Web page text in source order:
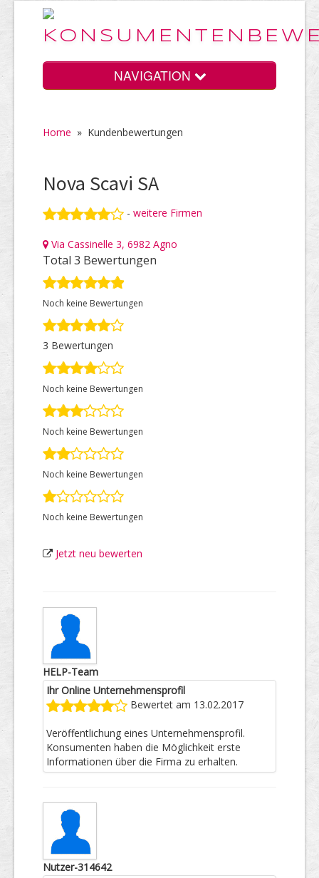
NAVIGATION
Home
Vorteile
Preise
HELP Awards
Top Firmen
Über uns
Home » Kundenbewertungen
Nova Scavi SA
- weitere Firmen
Via Cassinelle 3, 6982 Agno
Total 3 Bewertungen
Noch keine Bewertungen
3 Bewertungen
Noch keine Bewertungen
Noch keine Bewertungen
Noch keine Bewertungen
Noch keine Bewertungen
Jetzt neu bewerten
HELP-Team
Ihr Online Unternehmensprofil
Bewertet am 13.02.2017
Veröffentlichung eines Unternehmensprofil.
Konsumenten haben die Möglichkeit erste
Informationen über die Firma zu erhalten.
Nutzer-314642